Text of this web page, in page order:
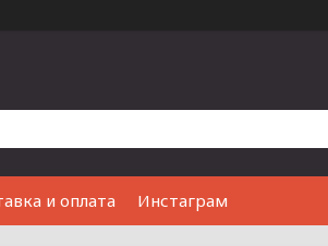
и оплата Инстаграм